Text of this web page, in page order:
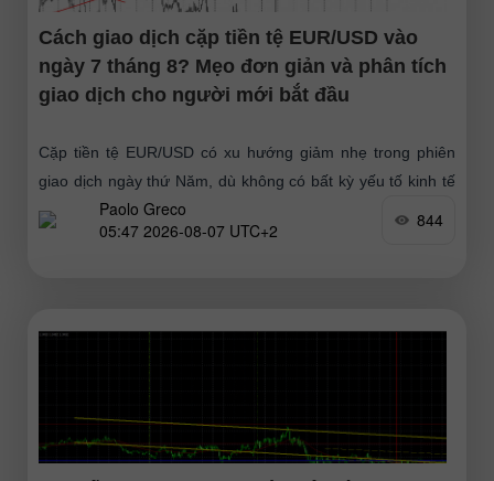
Cách giao dịch cặp tiền tệ EUR/USD vào
ngày 7 tháng 8? Mẹo đơn giản và phân tích
giao dịch cho người mới bắt đầu
Cặp tiền tệ EUR/USD có xu hướng giảm nhẹ trong phiên
giao dịch ngày thứ Năm, dù không có bất kỳ yếu tố kinh tế
vĩ mô hay nền tảng
Paolo Greco
05:47 2026-08-07 UTC+2
844